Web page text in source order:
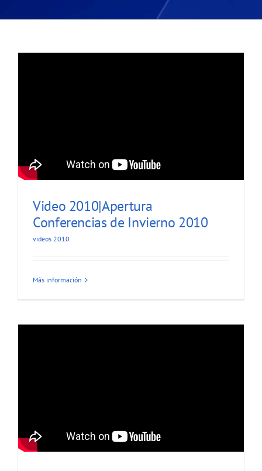
Video 2010|Apertura
Conferencias de Invierno 2010
videos 2010
Más información